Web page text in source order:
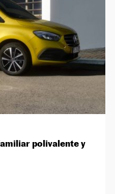
polivalente y